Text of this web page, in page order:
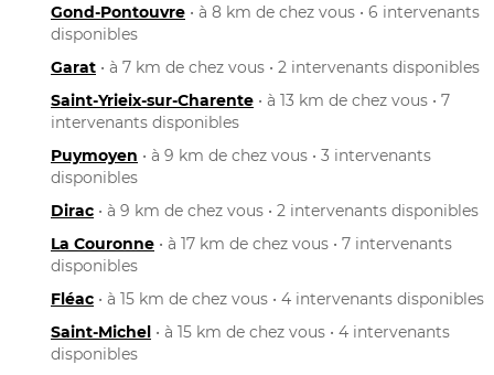
Gond-Pontouvre • à 8 km de chez vous • 6 intervenants
disponibles
Garat • à 7 km de chez vous • 2 intervenants disponibles
Saint-Yrieix-sur-Charente • à 13 km de chez vous • 7
intervenants disponibles
Puymoyen • à 9 km de chez vous • 3 intervenants
disponibles
Dirac • à 9 km de chez vous • 2 intervenants disponibles
La Couronne • à 17 km de chez vous • 7 intervenants
disponibles
Fléac • à 15 km de chez vous • 4 intervenants disponibles
Saint-Michel • à 15 km de chez vous • 4 intervenants
disponibles